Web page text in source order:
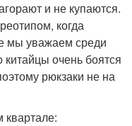
и не купаются.
когда
мы уважаем среди
очень боятся
рюкзаки не на